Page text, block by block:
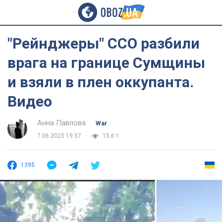
"Рейнджеры" ССО разбили
врага на границе Сумщины
и взяли в плен оккупанта.
Видео
Анна Павлова
War
7.06.2025 19:57
15,6 т.
1395